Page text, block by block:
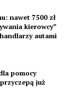
nawet 7500 zł
kierowcy”
autami
pomocy
już